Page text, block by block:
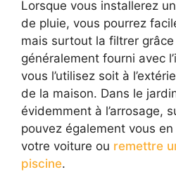
Lorsque vous installerez
de pluie, vous pourrez
mais surtout la filtrer
généralement fourni avec
vous l’utilisez soit à
de la maison. Dans le
évidemment à l’arrosage,
pouvez également vous
votre voiture ou remettre
piscine.